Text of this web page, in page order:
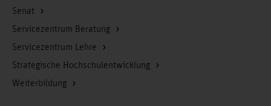
Senat
Servicezentrum Beratung
Servicezentrum Lehre
Strategische Hochschulentwicklung
Weiterbildung